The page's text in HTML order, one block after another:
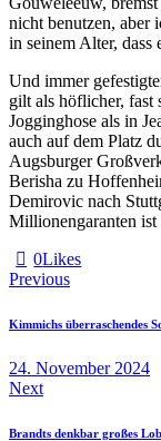
nicht benutzen, aber
in seinem Alter, dass
Und immer
gilt als höflicher, fast
Jogginghose als in
auch auf dem Platz
Augsburger
Berisha zu
Demirovic nach
Millionengaranten ist
0Likes
Previous
Kimmichs überraschendes
24. November 2024
Next
Brandts denkbar großes